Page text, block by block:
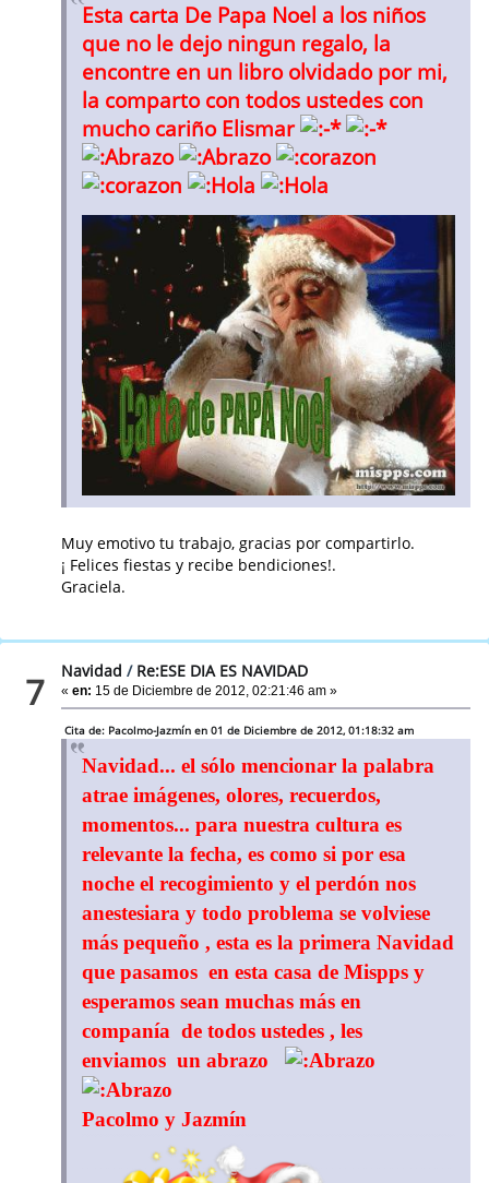
Esta carta De Papa Noel a los niños
que no le dejo ningun regalo, la
encontre en un libro olvidado por mi,
la comparto con todos ustedes con
mucho cariño Elismar
Muy emotivo tu trabajo, gracias por compartirlo.
¡ Felices fiestas y recibe bendiciones!.
Graciela.
7 Navidad / Re:ESE DIA ES NAVIDAD
«en: 15 de Diciembre de 2012, 02:21:46 am »
Cita de: Pacolmo-Jazmín en 01 de Diciembre de 2012, 01:18:32 am
Navidad... el sólo mencionar la palabra
atrae imágenes, olores, recuerdos,
momentos... para nuestra cultura es
relevante la fecha, es como si por esa
noche el recogimiento y el perdón nos
anestesiara y todo problema se volviese
más pequeño , esta es la primera Navidad
que pasamos en esta casa de Mispps y
esperamos sean muchas más en
companía de todos ustedes , les
enviamos un abrazo
Pacolmo y Jazmín